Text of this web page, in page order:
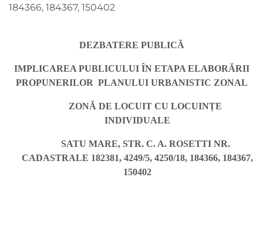
184366, 184367, 150402
DEZBATERE PUBLICĂ
IMPLICAREA PUBLICULUI ÎN ETAPA ELABORĂRII
PROPUNERILOR PLANULUI URBANISTIC ZONAL
ZONĂ DE LOCUIT CU LOCUINȚE
INDIVIDUALE
SATU MARE, STR. C. A. ROSETTI NR.
CADASTRALE 182381, 4249/5, 4250/18, 184366, 184367,
150402